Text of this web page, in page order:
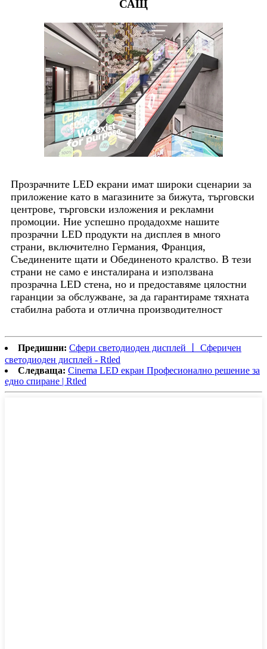
САЩ
Прозрачните LED екрани имат широки сценарии за
приложение като в магазините за бижута, търговски
центрове, търговски изложения и рекламни
промоции. Ние успешно продадохме нашите
прозрачни LED продукти на дисплея в много
страни, включително Германия, Франция,
Съединените щати и Обединеното кралство. В тези
страни не само е инсталирана и използвана
прозрачна LED стена, но и предоставяме цялостни
гаранции за обслужване, за да гарантираме тяхната
стабилна работа и отлична производителност
Предишни: Сфери светодиоден дисплей 丨 Сферичен
светодиоден дисплей - Rtled
Следваща: Cinema LED екран Професионално решение за
едно спиране | Rtled